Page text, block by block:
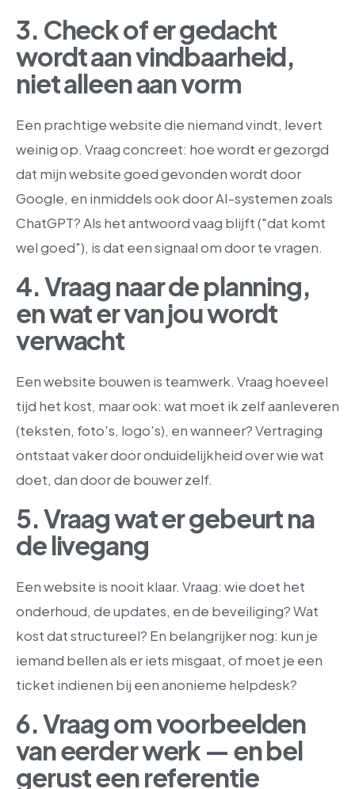
3. Check of er gedacht
wordt aan vindbaarheid,
niet alleen aan vorm
Een prachtige website die niemand vindt, levert
weinig op. Vraag concreet: hoe wordt er gezorgd
dat mijn website goed gevonden wordt door
Google, en inmiddels ook door AI-systemen zoals
ChatGPT? Als het antwoord vaag blijft ("dat komt
wel goed"), is dat een signaal om door te vragen.
4. Vraag naar de planning,
en wat er van jou wordt
verwacht
Een website bouwen is teamwerk. Vraag hoeveel
tijd het kost, maar ook: wat moet ik zelf aanleveren
(teksten, foto's, logo's), en wanneer? Vertraging
ontstaat vaker door onduidelijkheid over wie wat
doet, dan door de bouwer zelf.
5. Vraag wat er gebeurt na
de livegang
Een website is nooit klaar. Vraag: wie doet het
onderhoud, de updates, en de beveiliging? Wat
kost dat structureel? En belangrijker nog: kun je
iemand bellen als er iets misgaat, of moet je een
ticket indienen bij een anonieme helpdesk?
6. Vraag om voorbeelden
van eerder werk — en bel
gerust een referentie